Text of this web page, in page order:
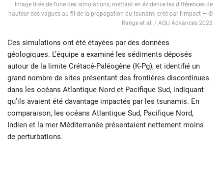
Image tirée de l’une des simulations, mettant en évidence les différences de
hauteur des vagues au fil de la propagation du tsunami créé par l’impact — ©
Range et al. / AGU Advances 2022
Ces simulations ont été étayées par des données
géologiques. L’équipe a examiné les sédiments déposés
autour de la limite Crétacé-Paléogène (K-Pg), et identifié un
grand nombre de sites présentant des frontières discontinues
dans les océans Atlantique Nord et Pacifique Sud, indiquant
qu’ils avaient été davantage impactés par les tsunamis. En
comparaison, les océans Atlantique Sud, Pacifique Nord,
Indien et la mer Méditerranée présentaient nettement moins
de perturbations.